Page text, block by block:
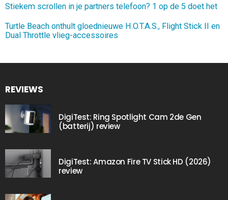
Stiekem scrollen in je partners telefoon? 1 op de 5 doet het
Turtle Beach onthult gloednieuwe H.O.T.A.S., Flight Stick II en
Dual Throttle vlieg-accessoires
REVIEWS
DigiTest: Ring Spotlight Cam 2de Gen
(batterij) review
DigiTest: Amazon Fire TV Stick HD (2026)
review